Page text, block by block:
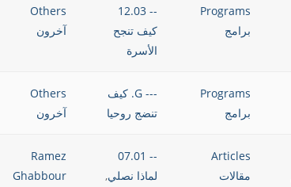
Programs
برامج
-- 12.03
كيف تنجح
الأسرة
Others
آخرون
Programs
برامج
--- G. كيف
تنضج روحيا
Others
آخرون
Articles
مقالات
-- 07.01
لماذا نصلي,
Ramez
Ghabbour